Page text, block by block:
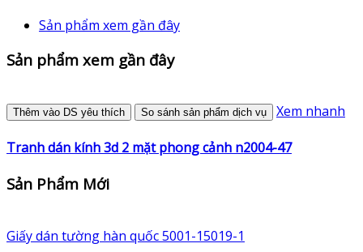
Sản phẩm xem gần đây
Sản phẩm xem gần đây
Thêm vào DS yêu thích So sánh sản phẩm dịch vụ Xem nhanh
Tranh dán kính 3d 2 mặt phong cảnh n2004-47
Sản Phẩm Mới
Giấy dán tường hàn quốc 5001-15019-1